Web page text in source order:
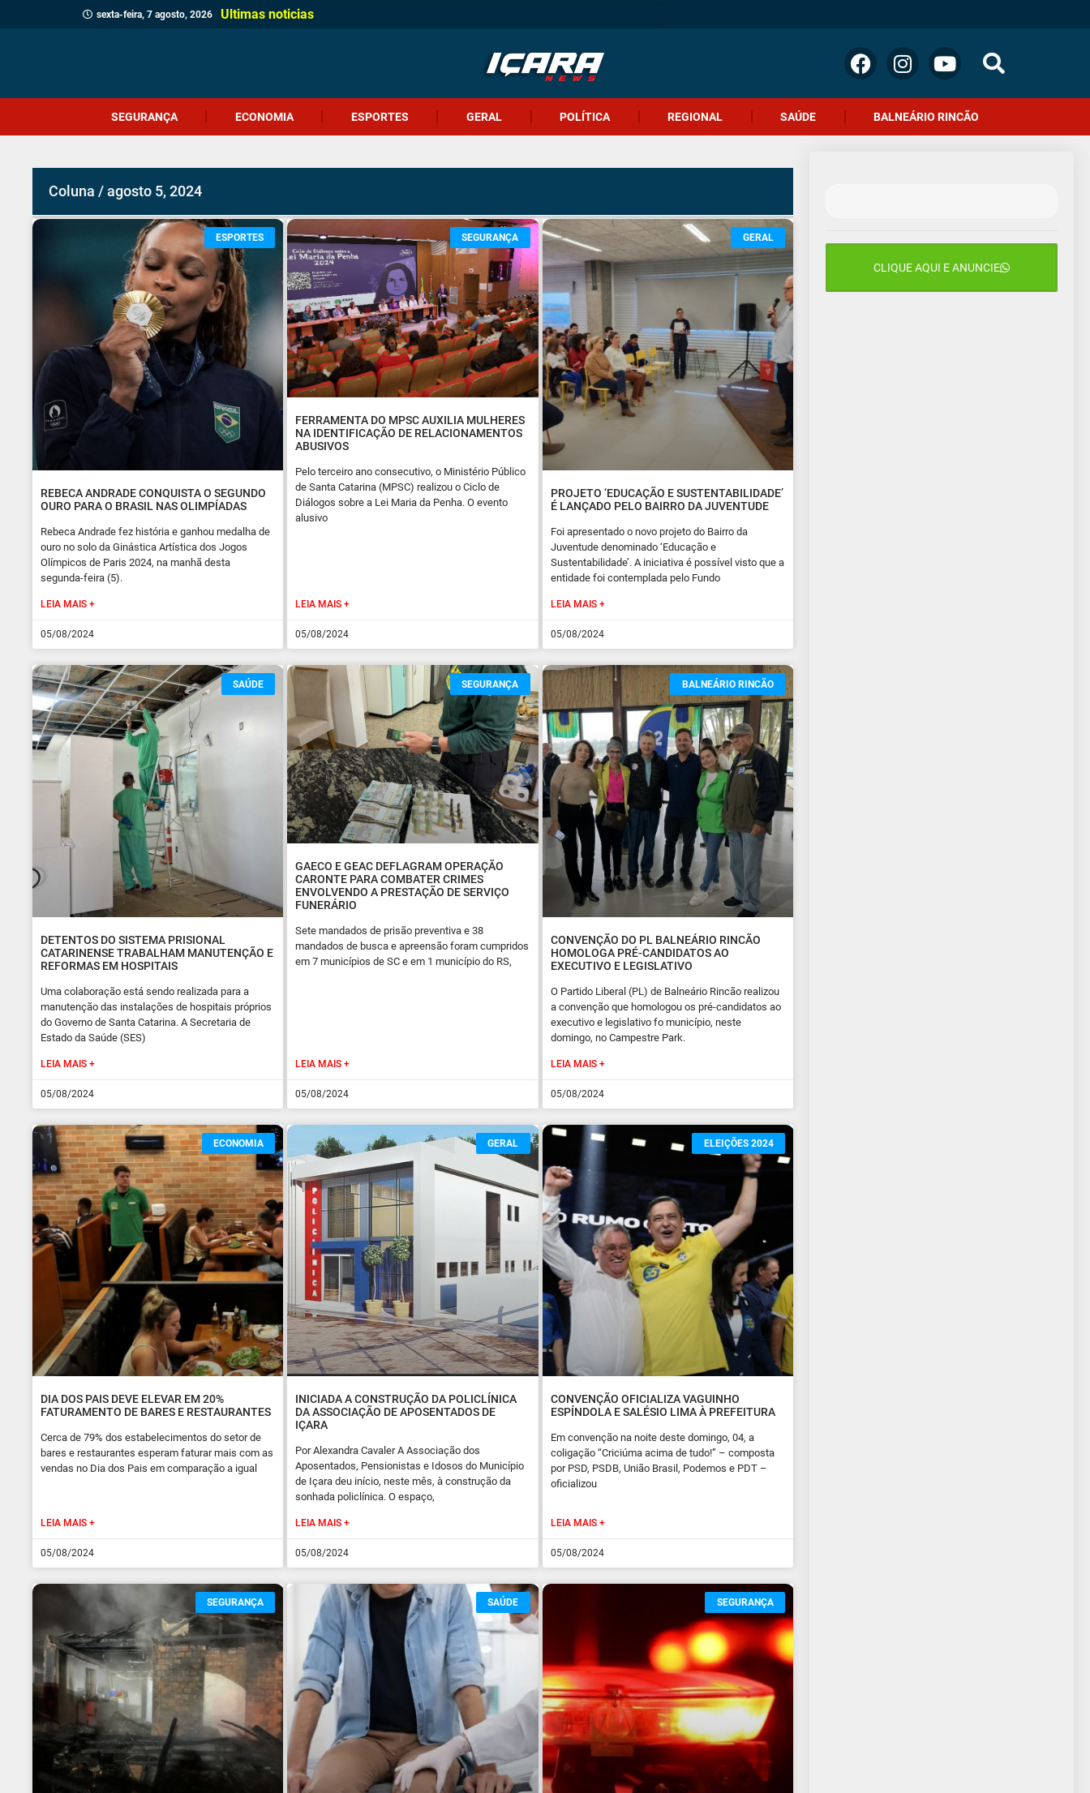
sexta-feira, 7 agosto, 2026 Ultimas noticias
SEGURANÇA ECONOMIA ESPORTES GERAL POLÍTICA REGIONAL SAÚDE BALNEÁRIO RINCÃO
Coluna / agosto 5, 2024
ESPORTES
REBECA ANDRADE CONQUISTA O SEGUNDO
OURO PARA O BRASIL NAS OLIMPÍADAS
Rebeca Andrade fez história e ganhou medalha de
ouro no solo da Ginástica Artística dos Jogos
Olímpicos de Paris 2024, na manhã desta
segunda-feira (5).
LEIA MAIS +
05/08/2024
SEGURANÇA
FERRAMENTA DO MPSC AUXILIA MULHERES
NA IDENTIFICAÇÃO DE RELACIONAMENTOS
ABUSIVOS
Pelo terceiro ano consecutivo, o Ministério Público
de Santa Catarina (MPSC) realizou o Ciclo de
Diálogos sobre a Lei Maria da Penha. O evento
alusivo
LEIA MAIS +
05/08/2024
GERAL
PROJETO ‘EDUCAÇÃO E SUSTENTABILIDADE’
É LANÇADO PELO BAIRRO DA JUVENTUDE
Foi apresentado o novo projeto do Bairro da
Juventude denominado ‘Educação e
Sustentabilidade’. A iniciativa é possível visto que a
entidade foi contemplada pelo Fundo
LEIA MAIS +
05/08/2024
SAÚDE
DETENTOS DO SISTEMA PRISIONAL
CATARINENSE TRABALHAM MANUTENÇÃO E
REFORMAS EM HOSPITAIS
Uma colaboração está sendo realizada para a
manutenção das instalações de hospitais próprios
do Governo de Santa Catarina. A Secretaria de
Estado da Saúde (SES)
LEIA MAIS +
05/08/2024
SEGURANÇA
GAECO E GEAC DEFLAGRAM OPERAÇÃO
CARONTE PARA COMBATER CRIMES
ENVOLVENDO A PRESTAÇÃO DE SERVIÇO
FUNERÁRIO
Sete mandados de prisão preventiva e 38
mandados de busca e apreensão foram cumpridos
em 7 municípios de SC e em 1 município do RS,
LEIA MAIS +
05/08/2024
BALNEÁRIO RINCÃO
CONVENÇÃO DO PL BALNEÁRIO RINCÃO
HOMOLOGA PRÉ-CANDIDATOS AO
EXECUTIVO E LEGISLATIVO
O Partido Liberal (PL) de Balneário Rincão realizou
a convenção que homologou os pré-candidatos ao
executivo e legislativo fo município, neste
domingo, no Campestre Park.
LEIA MAIS +
05/08/2024
ECONOMIA
DIA DOS PAIS DEVE ELEVAR EM 20%
FATURAMENTO DE BARES E RESTAURANTES
Cerca de 79% dos estabelecimentos do setor de
bares e restaurantes esperam faturar mais com as
vendas no Dia dos Pais em comparação a igual
LEIA MAIS +
05/08/2024
GERAL
INICIADA A CONSTRUÇÃO DA POLICLÍNICA
DA ASSOCIAÇÃO DE APOSENTADOS DE
IÇARA
Por Alexandra Cavaler A Associação dos
Aposentados, Pensionistas e Idosos do Município
de Içara deu início, neste mês, à construção da
sonhada policlínica. O espaço,
LEIA MAIS +
05/08/2024
ELEIÇÕES 2024
CONVENÇÃO OFICIALIZA VAGUINHO
ESPÍNDOLA E SALÉSIO LIMA À PREFEITURA
Em convenção na noite deste domingo, 04, a
coligação “Criciúma acima de tudo!” – composta
por PSD, PSDB, União Brasil, Podemos e PDT –
oficializou
LEIA MAIS +
05/08/2024
SEGURANÇA SAÚDE SEGURANÇA
CLIQUE AQUI E ANUNCIE